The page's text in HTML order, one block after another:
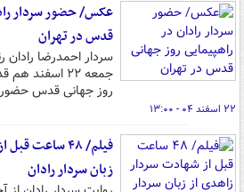
عکس/ حضور سردار
قدس در تهران
سردار احمدرضا رادان
جمعه ۲۲
روز جهانی قدس حضور
۲۲ اسفند ۰۴ - ۱۳:۰۰
فیلم/ ۴۸ ساعت
زبان سردار رادان